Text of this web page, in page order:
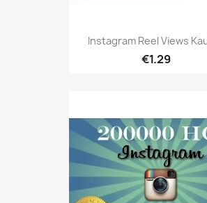
Instagram Reel Views
€1.29